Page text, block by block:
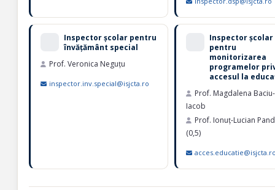
Inspector școlar pentru
învățământ special
Prof. Veronica Neguțu
inspector.inv.special@isjcta.ro
Inspector școlar
pentru
monitorizarea
programelor
accesul la
Prof. Magdalena Baciu-
Iacob
Prof. Ionuț-Lucian
(0,5)